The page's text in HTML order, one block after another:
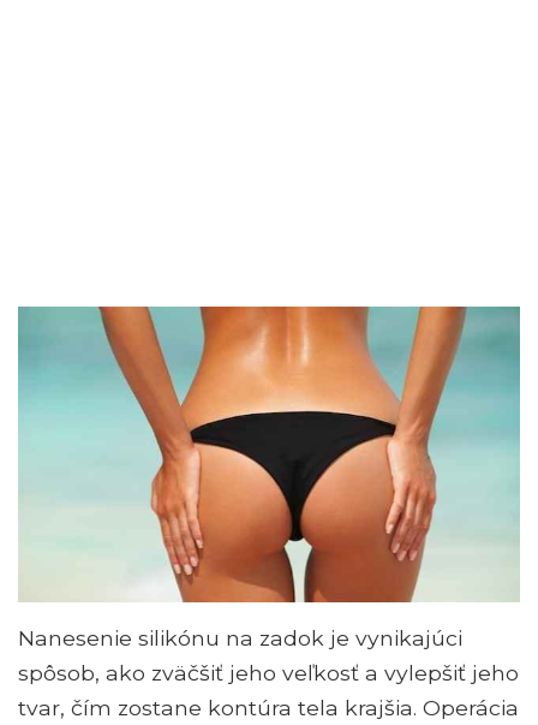
Nanesenie silikónu na zadok je vynikajúci
spôsob, ako zväčšiť jeho veľkosť a vylepšiť jeho
tvar, čím zostane kontúra tela krajšia. Operácia